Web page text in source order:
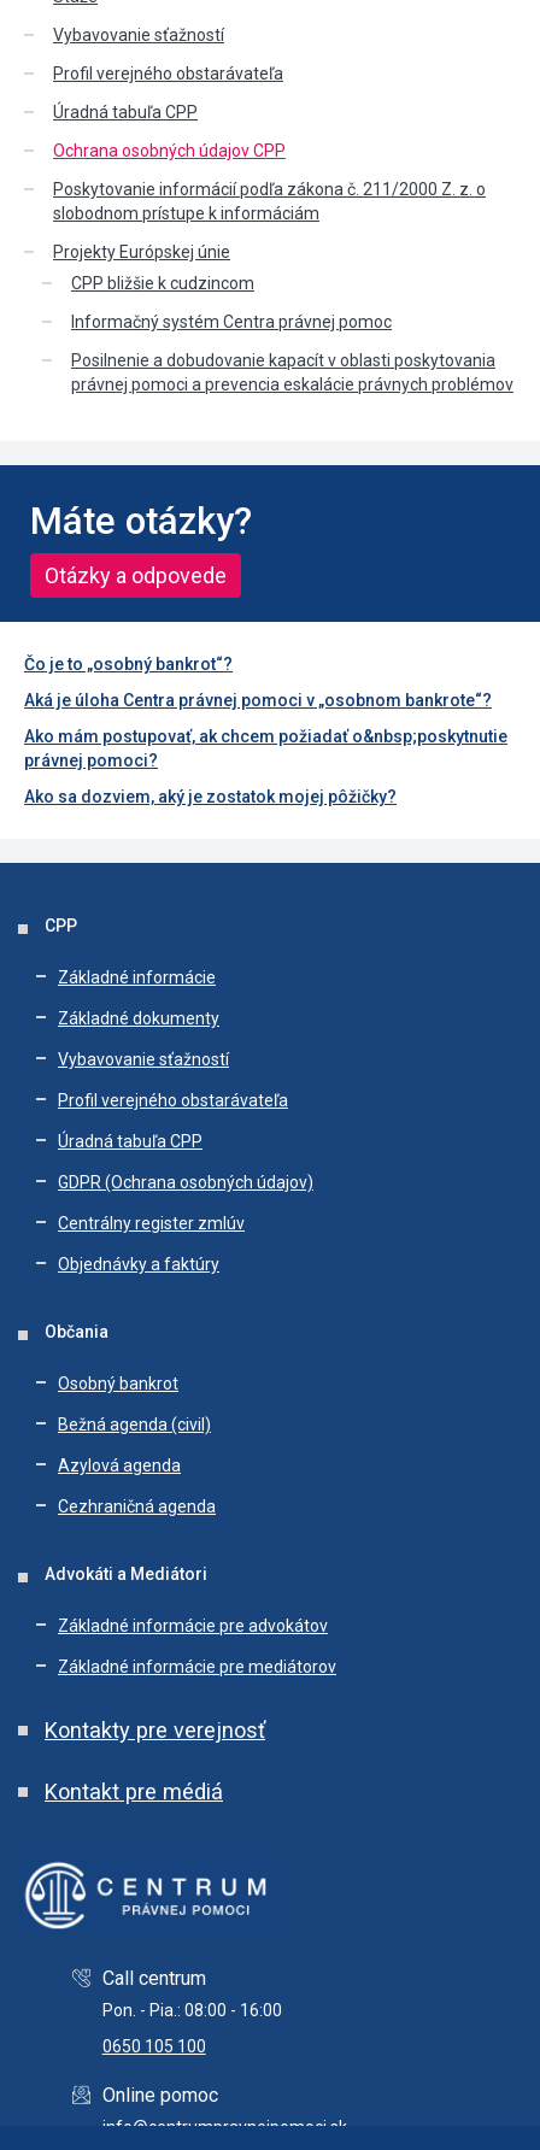
Vybavovanie sťažností
Profil verejného obstarávateľa
Úradná tabuľa CPP
Ochrana osobných údajov CPP
Poskytovanie informácií podľa zákona č. 211/2000 Z. z. o
slobodnom prístupe k informáciám
Projekty Európskej únie
CPP bližšie k cudzincom
Informačný systém Centra právnej pomoc
Posilnenie a dobudovanie kapacít v oblasti poskytovania
právnej pomoci a prevencia eskalácie právnych problémov
Máte otázky?
Otázky a odpovede
Čo je to „osobný bankrot“?
Aká je úloha Centra právnej pomoci v „osobnom bankrote“?
Ako mám postupovať, ak chcem požiadať o&nbsp;poskytnutie
právnej pomoci?
Ako sa dozviem, aký je zostatok mojej pôžičky?
CPP
Základné informácie
Základné dokumenty
Vybavovanie sťažností
Profil verejného obstarávateľa
Úradná tabuľa CPP
GDPR (Ochrana osobných údajov)
Centrálny register zmlúv
Objednávky a faktúry
Občania
Osobný bankrot
Bežná agenda (civil)
Azylová agenda
Cezhraničná agenda
Advokáti a Mediátori
Základné informácie pre advokátov
Základné informácie pre mediátorov
Kontakty pre verejnosť
Kontakt pre médiá
Call centrum
Pon. - Pia.: 08:00 - 16:00
0650 105 100
Online pomoc
info@centrumpravnejpomoci.sk